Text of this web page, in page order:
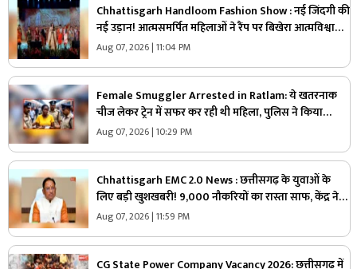
Chhattisgarh Handloom Fashion Show : नई जिंदगी की
नई उड़ान! आत्मसमर्पित महिलाओं ने रैंप पर बिखेरा आत्मविश्वास,
तस्वीरें जीत लेंगी आपका दिल
Aug 07, 2026 | 11:04 PM
Female Smuggler Arrested in Ratlam: ये खतरनाक
चीज लेकर ट्रेन में सफर कर रही थी महिला, पुलिस ने किया
गिरफ्तार, जांच में सामने आई चौंकाने वाली सच्चाई
Aug 07, 2026 | 10:29 PM
Chhattisgarh EMC 2.0 News : छत्तीसगढ़ के युवाओं के
लिए बड़ी खुशखबरी! 9,000 नौकरियों का रास्ता साफ, केंद्र ने
दी मेगा प्रोजेक्ट को मंजूरी
Aug 07, 2026 | 11:59 PM
CG State Power Company Vacancy 2026: छत्तीसगढ़ में